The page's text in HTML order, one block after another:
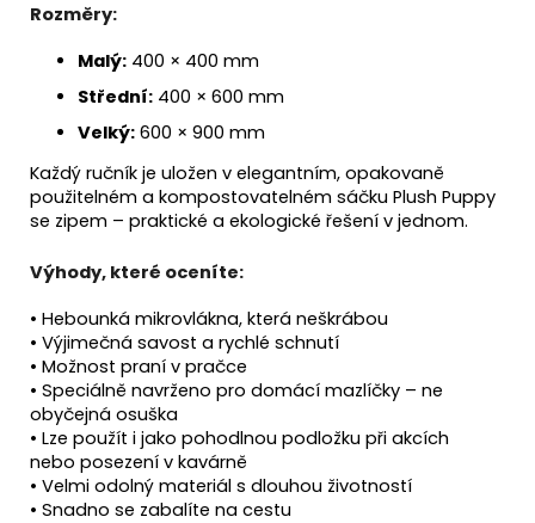
Rozměry:
Malý: 400 × 400 mm
Střední: 400 × 600 mm
Velký: 600 × 900 mm
Každý ručník je uložen v elegantním, opakovaně
použitelném a kompostovatelném sáčku Plush Puppy
se zipem – praktické a ekologické řešení v jednom.
Výhody, které oceníte:
• Hebounká mikrovlákna, která neškrábou
• Výjimečná savost a rychlé schnutí
• Možnost praní v pračce
• Speciálně navrženo pro domácí mazlíčky – ne
obyčejná osuška
• Lze použít i jako pohodlnou podložku při akcích
nebo posezení v kavárně
• Velmi odolný materiál s dlouhou životností
• Snadno se zabalíte na cestu